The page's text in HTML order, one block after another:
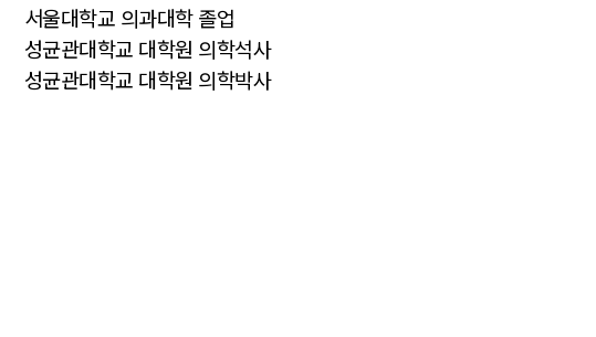
서울대학교 의과대학 졸업
성균관대학교 대학원 의학석사
성균관대학교 대학원 의학박사